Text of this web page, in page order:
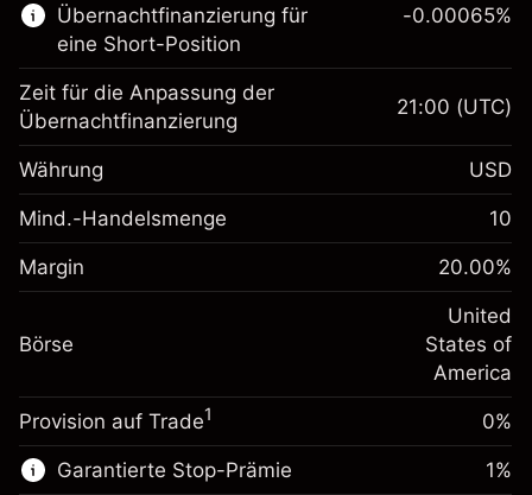
Margin. Ihre Investition
$1,000.00
Anpassung der
Übernachtfinanzierung
fremdfinanzierten
(-$1.08)
~$5,000.00
Zur Plattform
Übernachtfinanzierung für
eine Short-Position
Margin. Ihre Investition
$1,000.00
Anpassung der
-0.000654
%
(-$0.03)
Positionsgröße mit Hebelwirkung
~$5,000.00
Geld aus Hebelwirkung ~
-0.00065%
Zeit für die Anpassung der
Übernachtfinanzierung
21:00 (UTC)
Währung USD
Mind.-Handelsmenge 10
Margin 20.00%
Börse
United
States of
America
Provision auf Trade1 0%
Garantierte Stop-Prämie 1%